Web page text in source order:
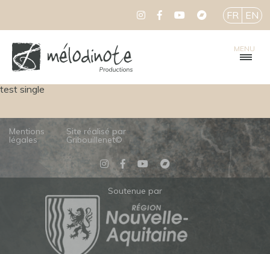
MENU
FR EN
test single
Mentions
légales
Site réalisé par
Gribouillenet©
Soutenue par